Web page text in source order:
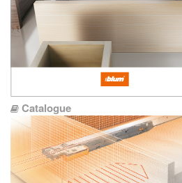
Catalogue